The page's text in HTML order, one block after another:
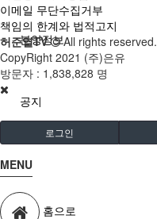
분양정보
공지
이메일 무단수집거부
책임의 한계와 법적고지
허준열TV
All rights reserved.
CopyRight 2021 (주)은유
방문자 : 1,838,828 명
로그인
MENU
홈으로